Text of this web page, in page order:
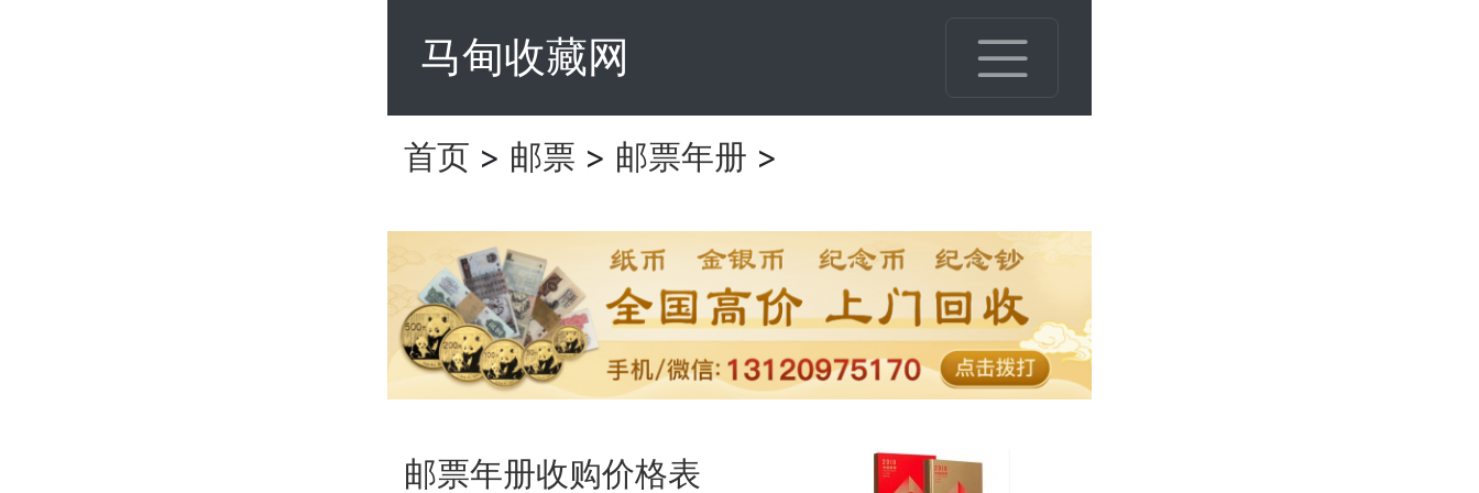
马甸收藏网
首页 > 邮票 > 邮票年册 >
邮票年册收购价格表